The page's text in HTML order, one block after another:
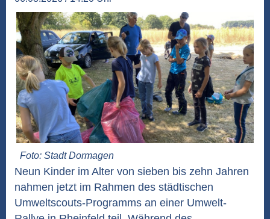
Foto: Stadt Dormagen
Neun Kinder im Alter von sieben bis zehn Jahren
nahmen jetzt im Rahmen des städtischen
Umweltscouts-Programms an einer Umwelt-